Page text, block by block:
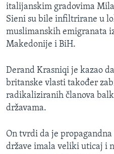
italijanskim gradovima
Sieni su bile infiltrirane u
muslimanskih emigranata
Makedonije i BiH.
Derand Krasniqi je kazao
britanske vlasti također
radikaliziranih članova
državama.
On tvrdi da je
države imala veliki uticaj i